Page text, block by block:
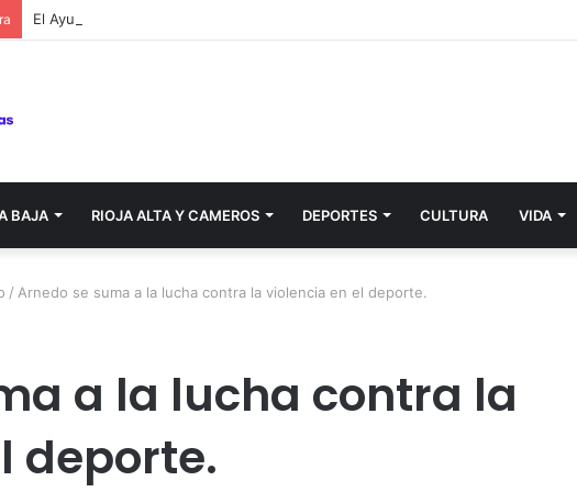
BAJA RIOJA ALTA Y CAMEROS DEPORTES CULTURA VIDA
/ Arnedo se suma a la lucha contra la violencia en el deporte.
a la lucha contra la
deporte.